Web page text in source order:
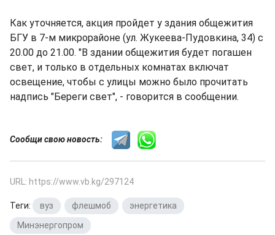
Как уточняется, акция пройдет у здания общежития
БГУ в 7-м микрорайоне (ул. Жукеева-Пудовкина, 34) с
20.00 до 21.00. "В здании общежития будет погашен
свет, и только в отдельных комнатах включат
освещение, чтобы с улицы можно было прочитать
надпись "Береги свет", - говорится в сообщении.
Сообщи свою новость:
URL: https://www.vb.kg/297124
Теги: вуз флешмоб энергетика
Минэнергопром